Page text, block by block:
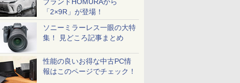
「2×9R」が登場！
ソニーミラーレス一眼の大特
集！ 見どころ記事まとめ
性能の良いお得な中古PC情
報はこのページでチェック！